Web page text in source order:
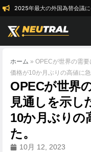
2025年最大の外国為替会議に
ホーム » OPECが世界の需
価格が10か月ぶりの高値に急
OPECが世界
見通しを示し
10か月ぶりの
た。
10月 12, 2023